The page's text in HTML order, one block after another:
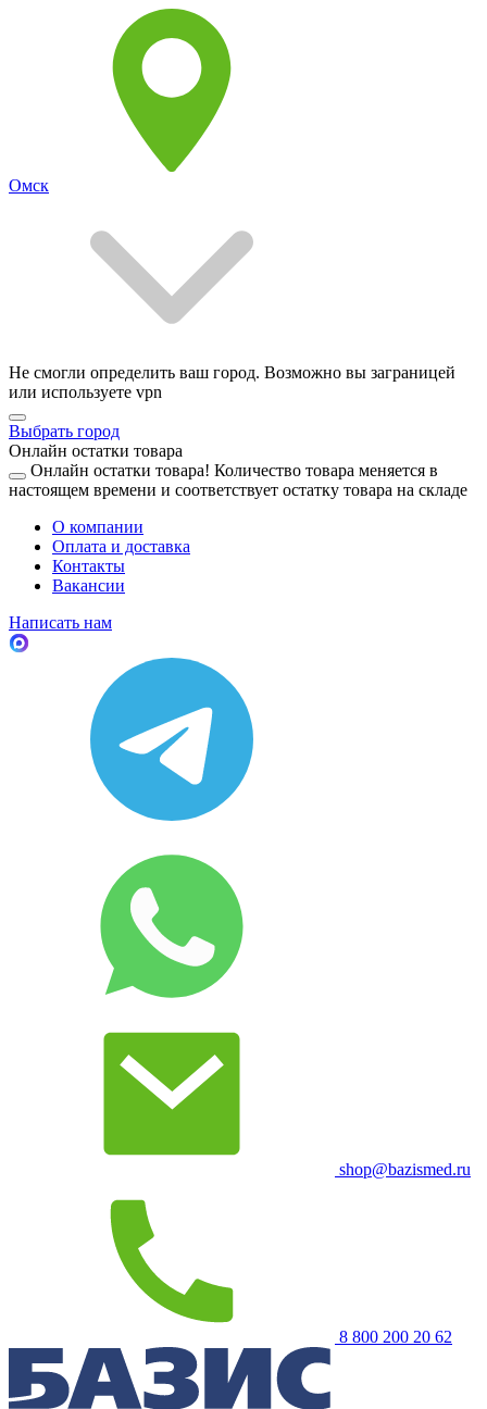
Омск
Не смогли определить ваш город. Возможно вы заграницей
или используете vpn
Выбрать город
Онлайн остатки товара
Онлайн остатки товара! Количество товара меняется в
настоящем времени и соответствует остатку товара на складе
О компании
Оплата и доставка
Контакты
Вакансии
Написать нам
shop@bazismed.ru
8 800 200 20 62